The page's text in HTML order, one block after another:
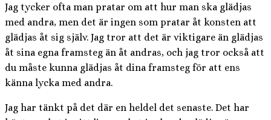
Jag tycker ofta man pratar om att hur man ska glädjas
med andra, men det är ingen som pratar åt konsten att
glädjas åt sig själv. Jag tror att det är viktigare än glädjas
åt sina egna framsteg än åt andras, och jag tror också att
du måste kunna glädjas åt dina framsteg för att ens
känna lycka med andra.
Jag har tänkt på det där en heldel det senaste. Det har